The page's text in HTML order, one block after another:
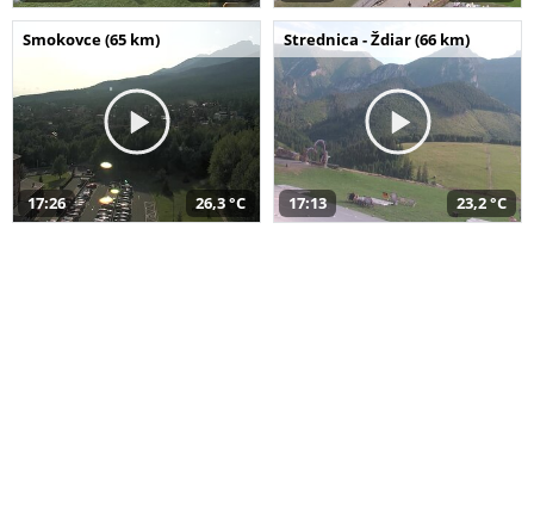
Smokovce (65 km)
17:26 26,3 °C
Strednica - Ždiar (66 km)
17:13 23,2 °C